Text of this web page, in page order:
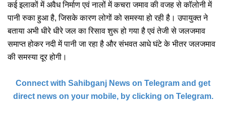
कई इलाकों में अवैध निर्माण एवं नालों में कचरा जमाव की वजह से कॉलोनी में
पानी रुका हुआ है, जिसके कारण लोगों को समस्या हो रही है। उपायुक्त ने
बताया अभी धीरे धीरे जल का रिसाव शुरू हो गया है एवं तेजी से जलजमाव
समाप्त होकर नदी में पानी जा रहा है और संभवत आधे घंटे के भीतर जलजमाव
की समस्या दूर होगी।
Connect with Sahibganj News on Telegram and get
direct news on your mobile, by clicking on Telegram.